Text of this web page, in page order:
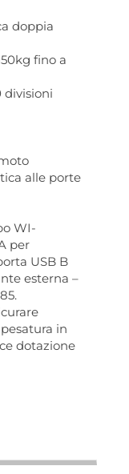
doppia
fino a
divisioni
alle porte
WI-
per
USB B
esterna –
in
dotazione